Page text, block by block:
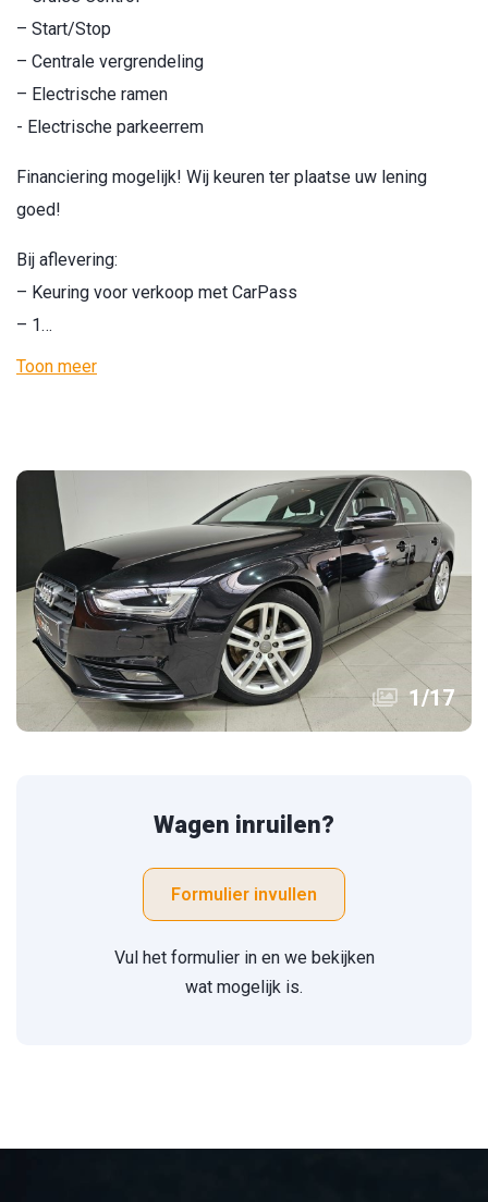
– Start/Stop
– Centrale vergrendeling
– Electrische ramen
- Electrische parkeerrem
Financiering mogelijk! Wij keuren ter plaatse uw lening
goed!
Bij aflevering:
– Keuring voor verkoop met CarPass
– 1…
Toon meer
1/17
Wagen inruilen?
Formulier invullen
Vul het formulier in en we bekijken
wat mogelijk is.